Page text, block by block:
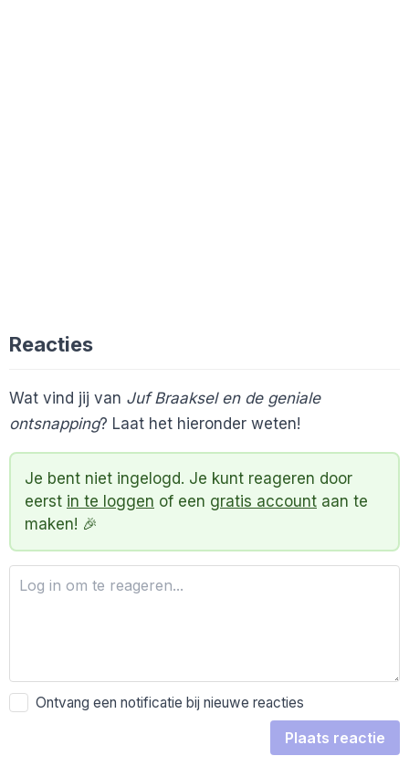
Reacties
Wat vind jij van Juf Braaksel en de geniale
ontsnapping? Laat het hieronder weten!
Je bent niet ingelogd. Je kunt reageren door
eerst in te loggen of een gratis account aan te
maken! 🎉
Ontvang een notificatie bij nieuwe reacties
Plaats reactie